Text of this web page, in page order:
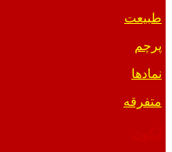
طبیعت
پرچم
نمادها
متفرقه